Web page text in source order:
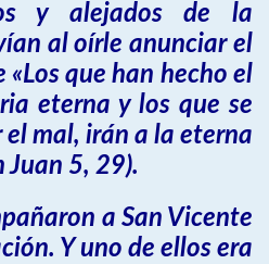
y alejados de la
al oírle anunciar el
que han hecho el
eterna y los que se
mal, irán a la eterna
Juan 5, 29).
a San Vicente
Y uno de ellos era